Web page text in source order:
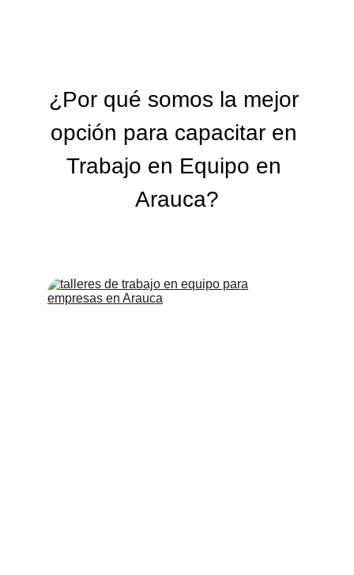
¿Por qué somos la mejor
opción para capacitar en
Trabajo en Equipo en
Arauca?